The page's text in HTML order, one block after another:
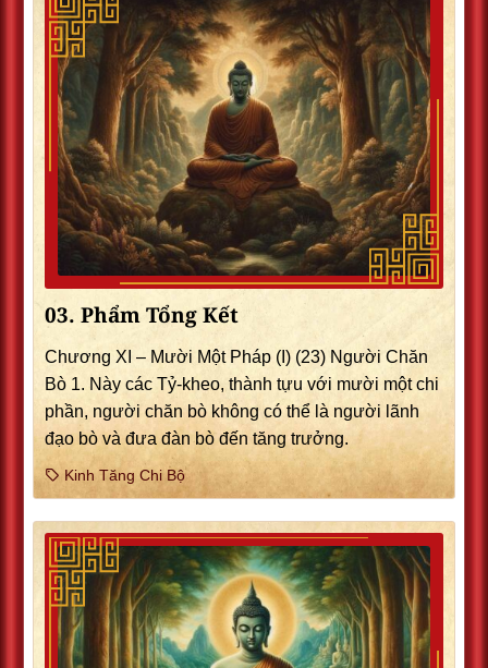
03. Phẩm Tổng Kết
Chương XI – Mười Một Pháp (I) (23) Người Chăn
Bò 1. Này các Tỷ-kheo, thành tựu với mười một chi
phần, người chăn bò không có thể là người lãnh
đạo bò và đưa đàn bò đến tăng trưởng.
Kinh Tăng Chi Bộ